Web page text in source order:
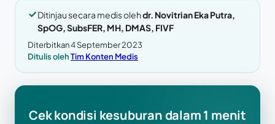
Ditinjau secara medis olehdr. Novitrian Eka Putra,
SpOG, SubsFER, MH, DMAS, FIVF
Diterbitkan 4 September 2023
Ditulis olehTim Konten Medis
Cek kondisi kesuburan dalam 1 menit